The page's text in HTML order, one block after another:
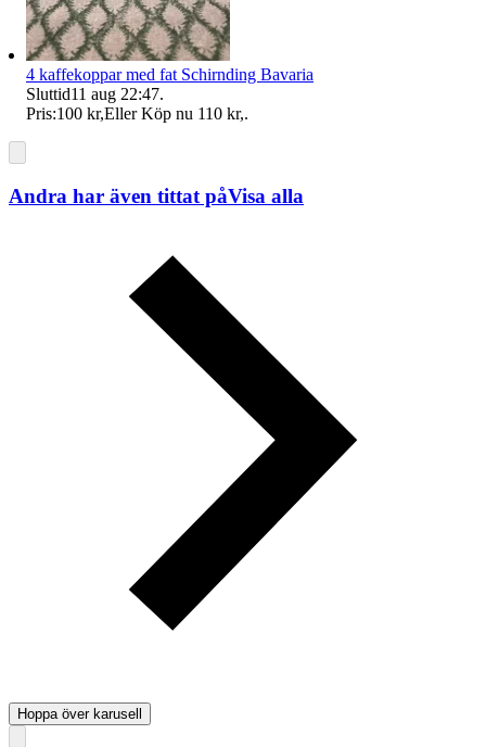
4 kaffekoppar med fat Schirnding Bavaria
Sluttid11 aug 22:47.
Pris:100 kr,Eller Köp nu 110 kr,.
Andra har även tittat påVisa alla
Hoppa över karusell